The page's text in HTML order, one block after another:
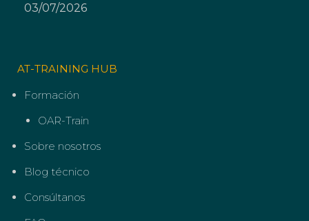
03/07/2026
AT-TRAINING HUB
Formación
OAR-Train
Sobre nosotros
Blog técnico
Consúltanos